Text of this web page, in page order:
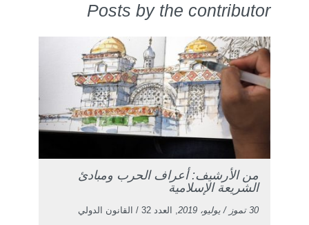
Posts by the contributor
من الأرشيف: أعراف الحرب ومبادئ
الشريعة الإسلامية
30 تموز / يوليو، 2019 , العدد 32 / القانون الدولي